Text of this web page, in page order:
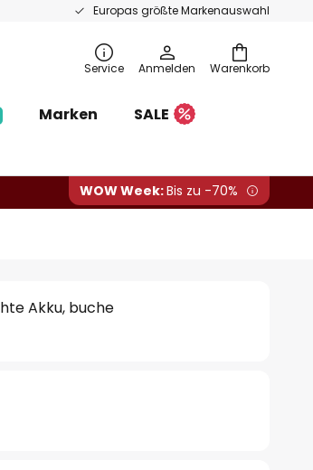
Europas größte Markenauswahl
Warenkorb
Service Anmelden
Marken
SALE
WOW Week:Bis zu -70%
Akku, buche